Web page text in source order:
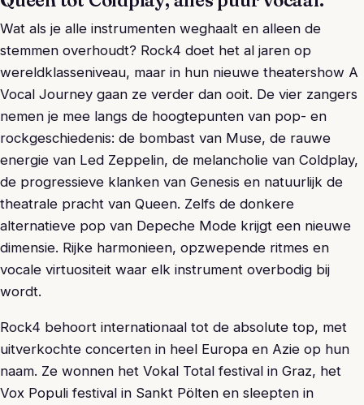
Wat als je alle instrumenten weghaalt en alleen de
stemmen overhoudt? Rock4 doet het al jaren op
wereldklasseniveau, maar in hun nieuwe theatershow A
Vocal Journey gaan ze verder dan ooit. De vier zangers
nemen je mee langs de hoogtepunten van pop- en
rockgeschiedenis: de bombast van Muse, de rauwe
energie van Led Zeppelin, de melancholie van Coldplay,
de progressieve klanken van Genesis en natuurlijk de
theatrale pracht van Queen. Zelfs de donkere
alternatieve pop van Depeche Mode krijgt een nieuwe
dimensie. Rijke harmonieen, opzwepende ritmes en
vocale virtuositeit waar elk instrument overbodig bij
wordt.
Rock4 behoort internationaal tot de absolute top, met
uitverkochte concerten in heel Europa en Azie op hun
naam. Ze wonnen het Vokal Total festival in Graz, het
Vox Populi festival in Sankt Pölten en sleepten in